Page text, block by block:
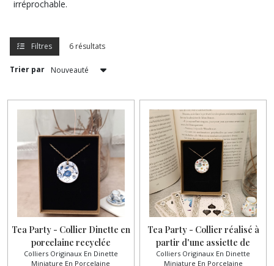
irréprochable.
Filtres 6 résultats
Trier par
Tea Party - Collier Dinette en
porcelaine recyclée
Colliers Originaux En Dinette
Miniature En Porcelaine
Tea Party - Collier réalisé à
partir d'une assiette de
dinette miniature
Colliers Originaux En Dinette
Miniature En Porcelaine